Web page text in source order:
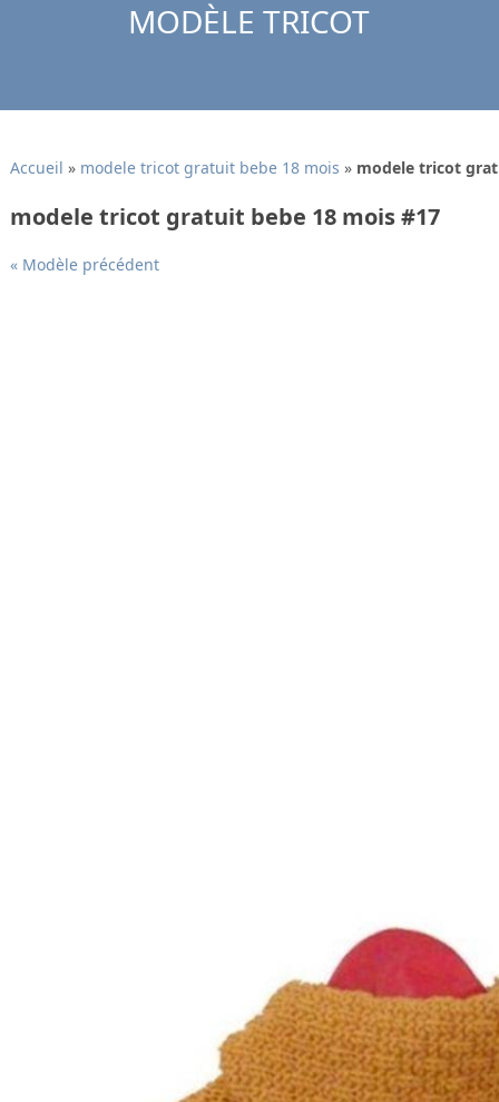
MODÈLE TRICOT
Accueil » modele tricot gratuit bebe 18 mois » modele tricot
modele tricot gratuit bebe 18 mois #17
« Modèle précédent